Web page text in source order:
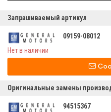
Запрашиваемый артикул
09159-08012
Нет в наличии
Оригинальные замены
94515367